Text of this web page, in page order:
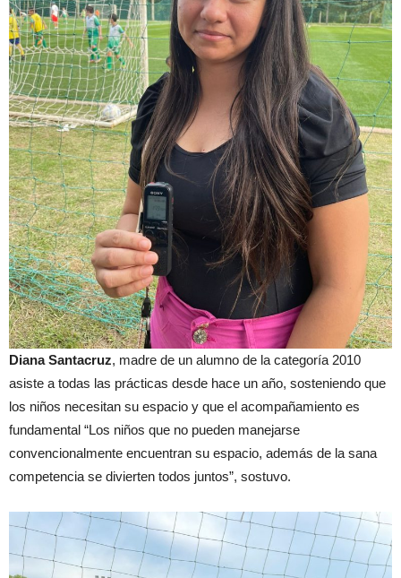
Diana Santacruz, madre de un alumno de la categoría 2010
asiste a todas las prácticas desde hace un año, sosteniendo que
los niños necesitan su espacio y que el acompañamiento es
fundamental “Los niños que no pueden manejarse
convencionalmente encuentran su espacio, además de la sana
competencia se divierten todos juntos”, sostuvo.